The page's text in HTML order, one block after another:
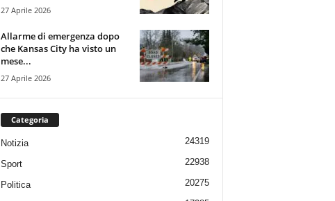
27 Aprile 2026
Allarme di emergenza dopo
che Kansas City ha visto un
mese...
27 Aprile 2026
Categoria
Notizia 24319
Sport 22938
Politica 20275